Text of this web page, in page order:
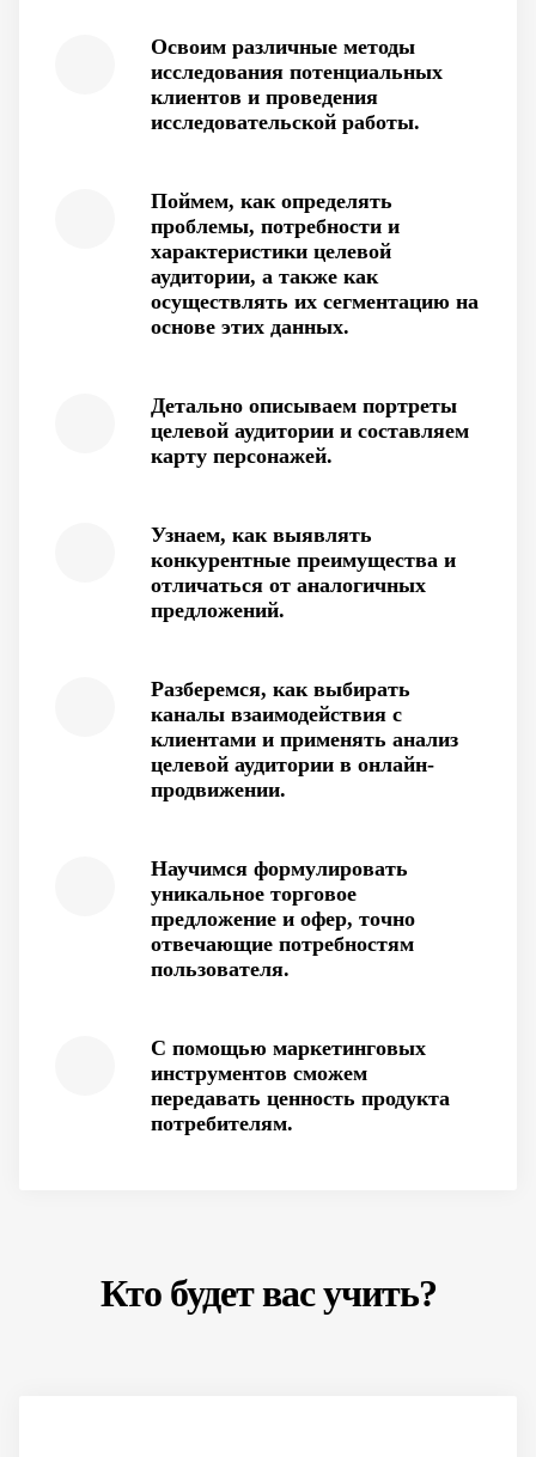
Освоим различные методы
исследования потенциальных
клиентов и проведения
исследовательской работы.
Поймем, как определять
проблемы, потребности и
характеристики целевой
аудитории, а также как
осуществлять их сегментацию на
основе этих данных.
Детально описываем портреты
целевой аудитории и составляем
карту персонажей.
Узнаем, как выявлять
конкурентные преимущества и
отличаться от аналогичных
предложений.
Разберемся, как выбирать
каналы взаимодействия с
клиентами и применять анализ
целевой аудитории в онлайн-
продвижении.
Научимся формулировать
уникальное торговое
предложение и офер, точно
отвечающие потребностям
пользователя.
С помощью маркетинговых
инструментов сможем
передавать ценность продукта
потребителям.
Кто будет вас учить?